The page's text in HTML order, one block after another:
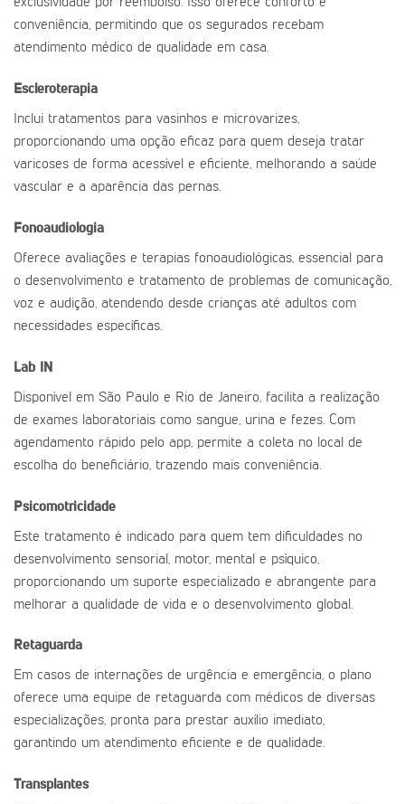
exclusividade por reembolso. Isso oferece conforto e
conveniência, permitindo que os segurados recebam
atendimento médico de qualidade em casa.
Escleroterapia
Inclui tratamentos para vasinhos e microvarizes,
proporcionando uma opção eficaz para quem deseja tratar
varicoses de forma acessível e eficiente, melhorando a saúde
vascular e a aparência das pernas.
Fonoaudiologia
Oferece avaliações e terapias fonoaudiológicas, essencial para
o desenvolvimento e tratamento de problemas de comunicação,
voz e audição, atendendo desde crianças até adultos com
necessidades específicas.
Lab IN
Disponível em São Paulo e Rio de Janeiro, facilita a realização
de exames laboratoriais como sangue, urina e fezes. Com
agendamento rápido pelo app, permite a coleta no local de
escolha do beneficiário, trazendo mais conveniência.
Psicomotricidade
Este tratamento é indicado para quem tem dificuldades no
desenvolvimento sensorial, motor, mental e psíquico,
proporcionando um suporte especializado e abrangente para
melhorar a qualidade de vida e o desenvolvimento global.
Retaguarda
Em casos de internações de urgência e emergência, o plano
oferece uma equipe de retaguarda com médicos de diversas
especializações, pronta para prestar auxílio imediato,
garantindo um atendimento eficiente e de qualidade.
Transplantes